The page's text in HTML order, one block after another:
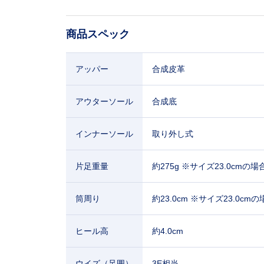
商品スペック
アッパー 合成皮革
アウターソール 合成底
インナーソール 取り外し式
片足重量 約275g ※サイズ23.0cmの場
筒周り 約23.0cm ※サイズ23.0cmの
ヒール高 約4.0cm